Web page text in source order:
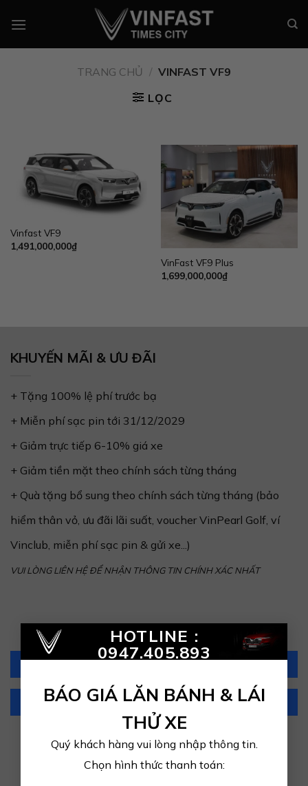
HOTLINE :
0947.405.893
BÁO GIÁ LĂN BÁNH & LÁI
THỬ XE
Quý khách hàng vui lòng nhập thông tin.
Chọn hình thức thanh toán:
×
đến
TRANG CHỦ / VINFAST VF9
LỌC
Vinfast VF9
1,491,000,000₫
VinFast VF9 Plus
1,699,000,000₫
KHUYẾN MÃI & ƯU ĐÃI
+ Tặng 100% lệ phí trước bạ
+ Miễn phí sạc pin tới 31/12/2029
+ Giảm trực tiếp 6-10% giá xe
+ Giảm tiền mặt theo chính sách từng tháng
+ Quà tặng bổ sung theo chính sách từng tháng (bảo
hiểm thân vỏ, ưu đãi lãi suất, voucher VinPearl Golf, ví
Vinclub, miễn phí sạc pin & gửi xe...)
VUI LÒNG LIÊN HỆ ĐỂ NHẬN THÔNG TIN CHÍNH XÁC NHẤT
Hotline: 0947.405.893
Zalo: 0947.405.893